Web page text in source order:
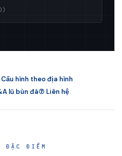
hình theo địa hình
lũ bùn đá⑦ Liên hệ
ĐIỂM